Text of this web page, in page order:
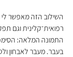
השילוב הזה מאפשר
רפואית־קלינית וגם
התמונה המלאה:
בעבר. מעבר לאבחון